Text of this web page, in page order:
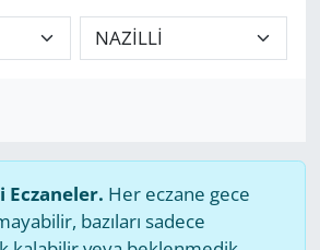
Eczaneler. Her eczane gece
bazıları sadece